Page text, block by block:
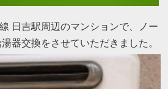
日吉駅周辺のマンションで、ノー
器交換をさせていただきました。